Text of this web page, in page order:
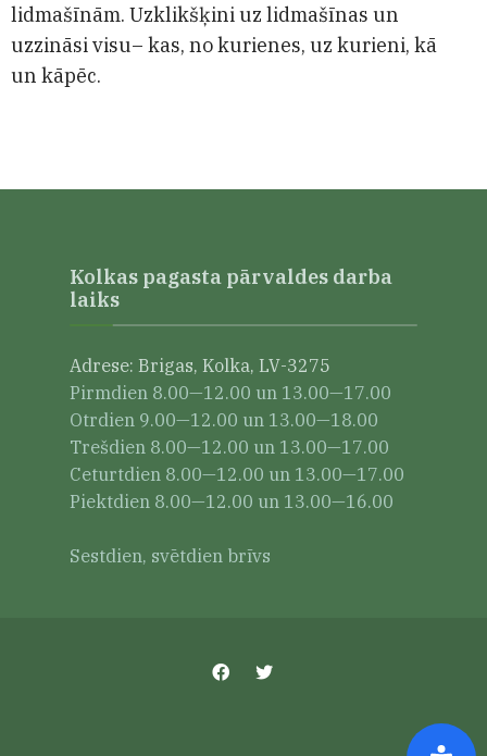
lidmašīnām. Uzklikšķini uz lidmašīnas un
uzzināsi visu– kas, no kurienes, uz kurieni, kā
un kāpēc.
Kolkas pagasta pārvaldes darba
laiks
Adrese: Brigas, Kolka, LV-3275
Pirmdien 8.00—12.00 un 13.00—17.00
Otrdien 9.00—12.00 un 13.00—18.00
Trešdien 8.00—12.00 un 13.00—17.00
Ceturtdien 8.00—12.00 un 13.00—17.00
Piektdien 8.00—12.00 un 13.00—16.00
Sestdien, svētdien brīvs